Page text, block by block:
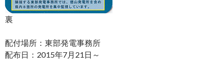
裏
配付場所：東部発電事務所
配布日：2015年7月21日～